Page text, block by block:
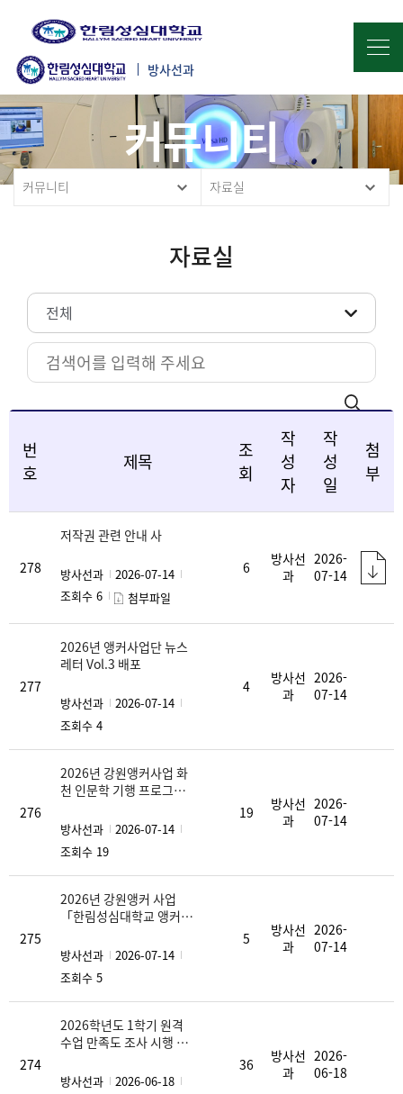
방사선과
커뮤니티
커뮤니티 자료실
자료실
전체
번
호
제목
조
회
작
성
자
작
성
일
첨
부
278
저작권 관련 안내 사
방사선과
2026-07-14
조회수 6
첨부파일
6
방사선
과
2026-
07-14
277
2026년 앵커사업단 뉴스
레터 Vol.3 배포
방사선과
2026-07-14
조회수 4
4
방사선
과
2026-
07-14
276
2026년 강원앵커사업 화
천 인문학 기행 프로그램
홍보
방사선과
2026-07-14
조회수 19
19
방사선
과
2026-
07-14
275
2026년 강원앵커 사업
「한림성심대학교 앵커사
전」
방사선과
2026-07-14
조회수 5
5
방사선
과
2026-
07-14
274
2026학년도 1학기 원격
수업 만족도 조사 시행 안
방사선과
2026-06-18
36
방사선
과
2026-
06-18